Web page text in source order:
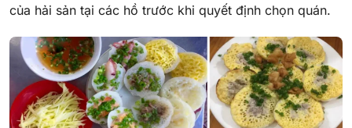
của hải sản tại các hồ trước khi quyết định chọn quán.